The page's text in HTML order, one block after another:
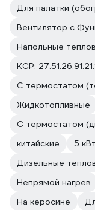
открываются, а
прибор
на полку).
окожушкой
так как есть
- прибор
включении при
прибор просто
стабилизатор
Наличие
требование
Для палатки
Вентилятор с
Напольные
КСР:
С термостатом
Жидкотопливные
С термостатом
китайские
5 кВт
Дизельные
Непрямой нагрев
На керосине